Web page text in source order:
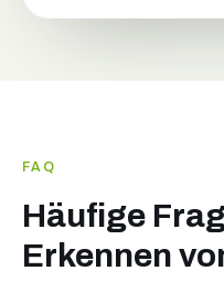
FAQ
Häufige
Erkennen